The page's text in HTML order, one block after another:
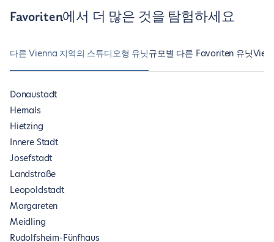
Favoriten에서 더 많은 것을 탐험하세요
다른 Vienna 지역의 스튜디오형 유닛규모별 다른 Favoriten 유닛
Donaustadt
Hernals
Hietzing
Innere Stadt
Josefstadt
Landstraße
Leopoldstadt
Margareten
Meidling
Rudolfsheim-Fünfhaus